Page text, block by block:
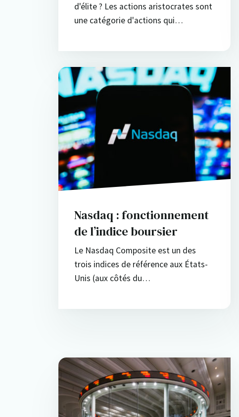
d'élite ? Les actions aristocrates sont
une catégorie d'actions qui…
Nasdaq : fonctionnement
de l’indice boursier
Le Nasdaq Composite est un des
trois indices de référence aux États-
Unis (aux côtés du…